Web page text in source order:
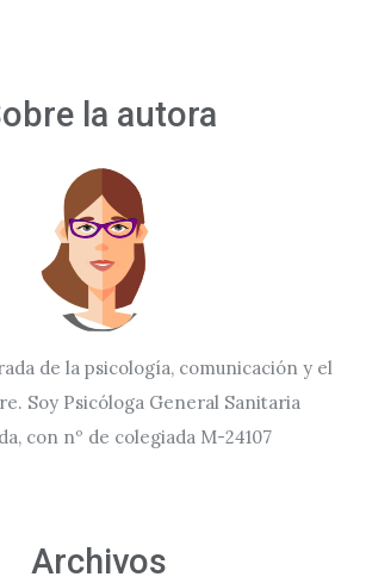
la autora
de la psicología, comunicación y el
Soy Psicóloga General Sanitaria
con nº de colegiada M-24107
Archivos